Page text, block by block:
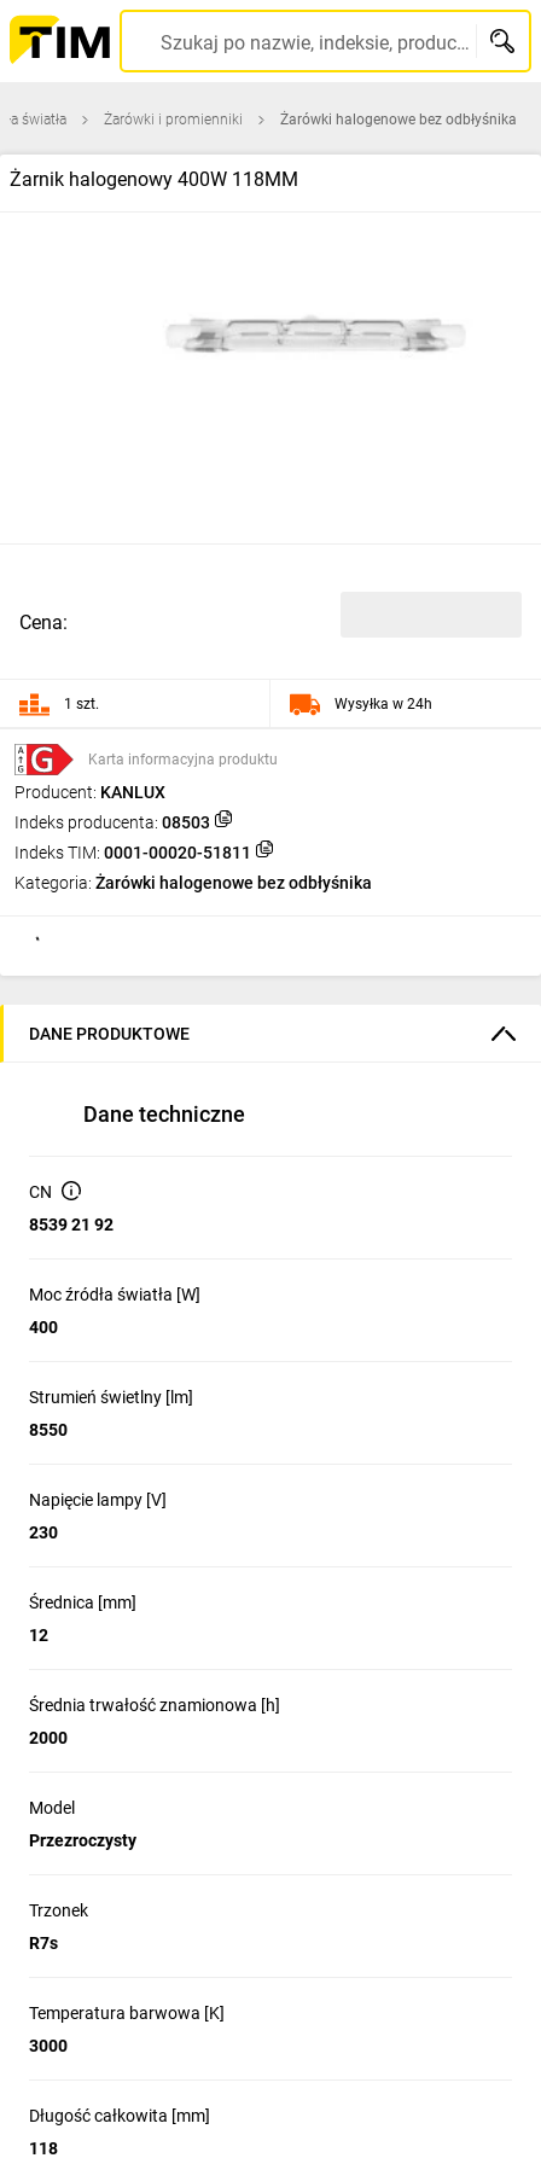
Szukaj po nazwie, indeksie, producencie, kodzie kreskowym...
światła Żarówki i promienniki Żarówki halogenowe bez odbłyśnika
Żarnik halogenowy 400W 118MM
Karta informacyjna produktu
Producent: KANLUX
Indeks producenta: 08503
Indeks TIM: 0001-00020-51811
Kategoria: Żarówki halogenowe bez odbłyśnika
Cena:
1 szt. Wysyłka w 24h
DANE PRODUKTOWE
Dane techniczne
CN
8539 21 92
Moc źródła światła [W]
400
Strumień świetlny [lm]
8550
Napięcie lampy [V]
230
Średnica [mm]
12
Średnia trwałość znamionowa [h]
2000
Model
Przezroczysty
Trzonek
R7s
Temperatura barwowa [K]
3000
Długość całkowita [mm]
118